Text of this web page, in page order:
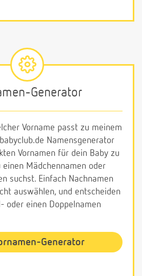
Generator
Vorname passt zu meinem
Namensgenerator
Vornamen für dein Baby zu
Mädchennamen oder
suchst. Einfach Nachnamen
auswählen, und entscheiden
oder einen Doppelnamen
Generator